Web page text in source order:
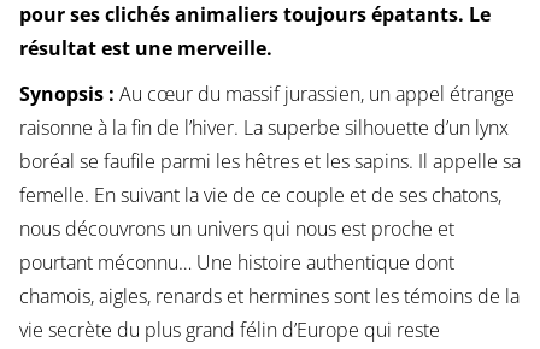
pour ses clichés animaliers toujours épatants. Le
résultat est une merveille.
Synopsis : Au cœur du massif jurassien, un appel étrange
raisonne à la fin de l’hiver. La superbe silhouette d’un lynx
boréal se faufile parmi les hêtres et les sapins. Il appelle sa
femelle. En suivant la vie de ce couple et de ses chatons,
nous découvrons un univers qui nous est proche et
pourtant méconnu… Une histoire authentique dont
chamois, aigles, renards et hermines sont les témoins de la
vie secrète du plus grand félin d’Europe qui reste